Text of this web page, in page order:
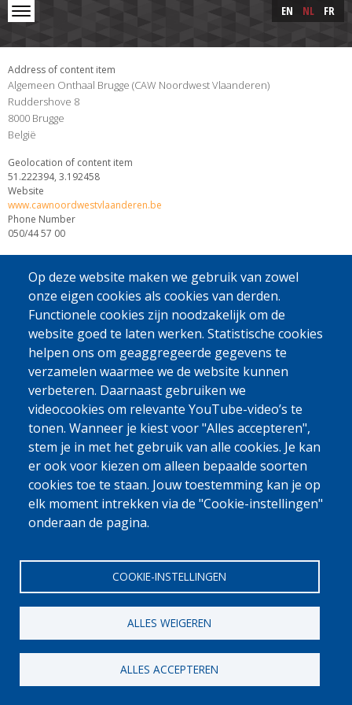
Skip
to
content
Skip to main content EN NL FR
Address of content item
Algemeen Onthaal Brugge (CAW Noordwest Vlaanderen)
Ruddershove 8
8000 Brugge
België
Geolocation of content item
51.222394, 3.192458
Website
www.cawnoordwestvlaanderen.be
Phone Number
050/44 57 00
[Gratis Nummer]
0800 327 45
Cookieverklaring Privacy, copyright en disclaimer Cookie Settings
Op deze website maken we gebruik van zowel
onze eigen cookies als cookies van derden.
Functionele cookies zijn noodzakelijk om de
website goed te laten werken. Statistische cookies
helpen ons om geaggregeerde gegevens te
verzamelen waarmee we de website kunnen
verbeteren. Daarnaast gebruiken we
videocookies om relevante YouTube-video’s te
tonen. Wanneer je kiest voor "Alles accepteren",
stem je in met het gebruik van alle cookies. Je kan
er ook voor kiezen om alleen bepaalde soorten
cookies toe te staan. Jouw toestemming kan je op
elk moment intrekken via de "Cookie-instellingen"
onderaan de pagina.
COOKIE-INSTELLINGEN
ALLES WEIGEREN
ALLES ACCEPTEREN